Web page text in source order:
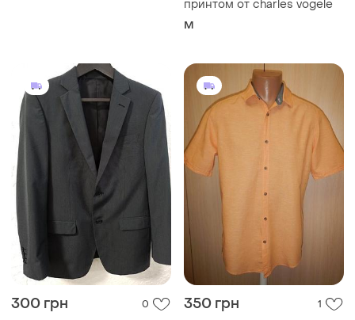
принтом от charles vogele
M
300 грн 0 350 грн 1